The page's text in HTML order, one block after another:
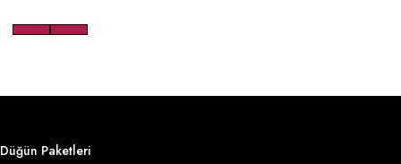
Düğün Paketleri